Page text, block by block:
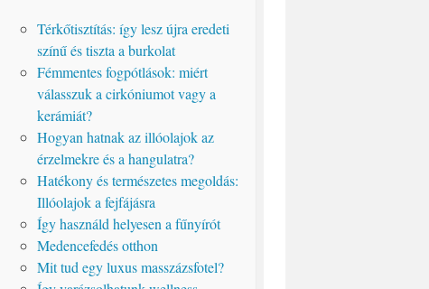
Térkőtisztítás: így lesz újra eredeti
színű és tiszta a burkolat
Fémmentes fogpótlások: miért
válasszuk a cirkóniumot vagy a
kerámiát?
Hogyan hatnak az illóolajok az
érzelmekre és a hangulatra?
Hatékony és természetes megoldás:
Illóolajok a fejfájásra
Így használd helyesen a fűnyírót
Medencefedés otthon
Mit tud egy luxus masszázsfotel?